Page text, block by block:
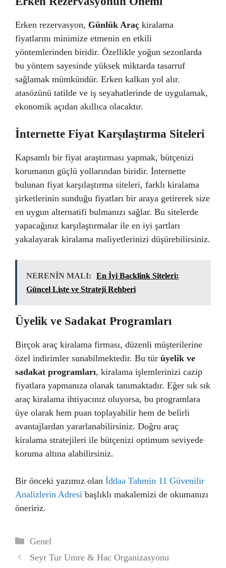
Erken rezervasyon, Günlük Araç kiralama
fiyatlarını minimize etmenin en etkili
yöntemlerinden biridir. Özellikle yoğun sezonlarda
bu yöntem sayesinde yüksek miktarda tasarruf
sağlamak mümkündür. Erken kalkan yol alır.
atasözünü tatilde ve iş seyahatlerinde de uygulamak,
ekonomik açıdan akıllıca olacaktır.
İnternette Fiyat Karşılaştırma Siteleri
Kapsamlı bir fiyat araştırması yapmak, bütçenizi
korumanın güçlü yollarından biridir. İnternette
bulunan fiyat karşılaştırma siteleri, farklı kiralama
şirketlerinin sunduğu fiyatları bir araya getirerek size
en uygun alternatifi bulmanızı sağlar. Bu sitelerde
yapacağınız karşılaştırmalar ile en iyi şartları
yakalayarak kiralama maliyetlerinizi düşürebilirsiniz.
NERENİN MALI:
En İyi Backlink Siteleri:
Güncel Liste ve Strateji Rehberi
Üyelik ve Sadakat Programları
Birçok araç kiralama firması, düzenli müşterilerine
özel indirimler sunabilmektedir. Bu tür üyelik ve
sadakat programları, kiralama işlemlerinizi cazip
fiyatlara yapmanıza olanak tanımaktadır. Eğer sık sık
araç kiralama ihtiyacınız oluyorsa, bu programlara
üye olarak hem puan toplayabilir hem de belirli
avantajlardan yararlanabilirsiniz. Doğru araç
kiralama stratejileri ile bütçenizi optimum seviyede
koruma altına alabilirsiniz.
Bir önceki yazımız olan İddaa Tahmin 11 Güvenilir
Analizlerin Adresi başlıklı makalemizi de okumanızı
öneririz.
Kategoriler
Genel
Seyr Tur Umre & Hac Organizasyonu